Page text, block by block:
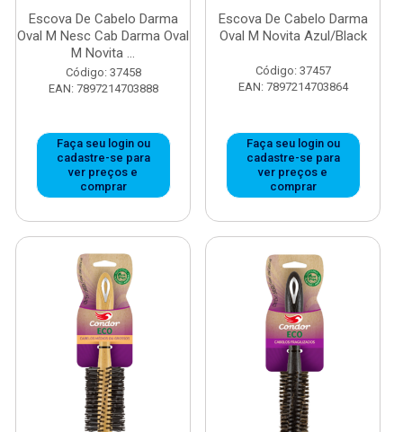
Escova De Cabelo Darma
Oval M Nesc Cab Darma Oval
M Novita ...
Código: 37458
EAN: 7897214703888
Faça seu login ou
cadastre-se para
ver preços e
comprar
Escova De Cabelo Darma
Oval M Novita Azul/Black
Código: 37457
EAN: 7897214703864
Faça seu login ou
cadastre-se para
ver preços e
comprar